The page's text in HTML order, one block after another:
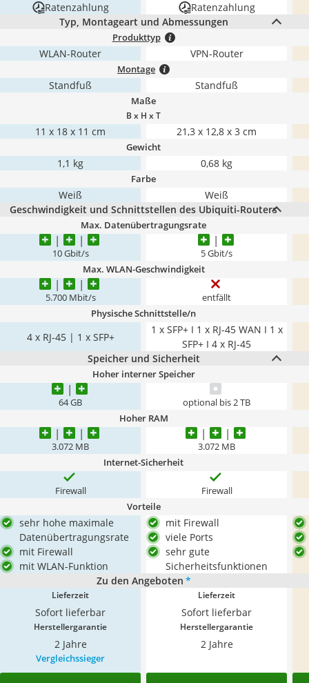
Ratenzahlung
Ratenzahlung
Typ, Montageart und Abmessungen
Produkttyp
WLAN-Router VPN-Router
Montage
Standfuß Standfuß
Maße
B x H x T
11 x 18 x 11 cm 21,3 x 12,8 x 3 cm
Gewicht
1,1 kg 0,68 kg
Farbe
Weiß
Weiß
Geschwindigkeit und Schnittstellen des Ubiquiti-Routers
Max. Datenübertragungsrate
10 Gbit/s 5 Gbit/s
Max. WLAN-Geschwindigkeit
5.700 Mbit/s entfällt
Physische Schnittstelle/n
4 x RJ-45 | 1 x SFP+
1 x SFP+ I 1 x RJ-45 WAN I 1 x
SFP+ I 4 x RJ-45
Speicher und Sicherheit
Hoher interner Speicher
64 GB optional bis 2 TB
Hoher RAM
3.072 MB 3.072 MB
Internet-Sicherheit
Firewall Firewall
Vorteile
sehr hohe maximale
Datenübertragungsrate
mit Firewall
mit WLAN-Funktion
mit Firewall
viele Ports
sehr gute
Sicherheitsfunktionen
Zu den Angeboten *
Lieferzeit
Sofort lieferbar
Lieferzeit
Sofort lieferbar
Herstellergarantie
2 Jahre
Herstellergarantie
2 Jahre
Vergleichssieger